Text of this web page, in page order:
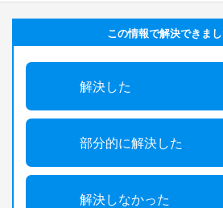
この情報で解決できま
解決した
部分的に解決した
解決しなかった